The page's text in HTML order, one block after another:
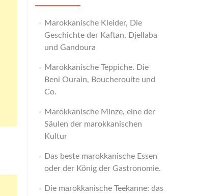
Marokkanische Kleider, Die
Geschichte der Kaftan, Djellaba
und Gandoura
Marokkanische Teppiche. Die
Beni Ourain, Boucherouite und
Co.
Marokkanische Minze, eine der
Säulen der marokkanischen
Kultur
Das beste marokkanische Essen
oder der König der Gastronomie.
Die marokkanische Teekanne: das